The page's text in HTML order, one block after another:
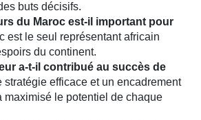
buts décisifs.
du Maroc est-il important pour
est le seul représentant africain
du continent.
a-t-il contribué au succès de
stratégie efficace et un encadrement
maximisé le potentiel de chaque